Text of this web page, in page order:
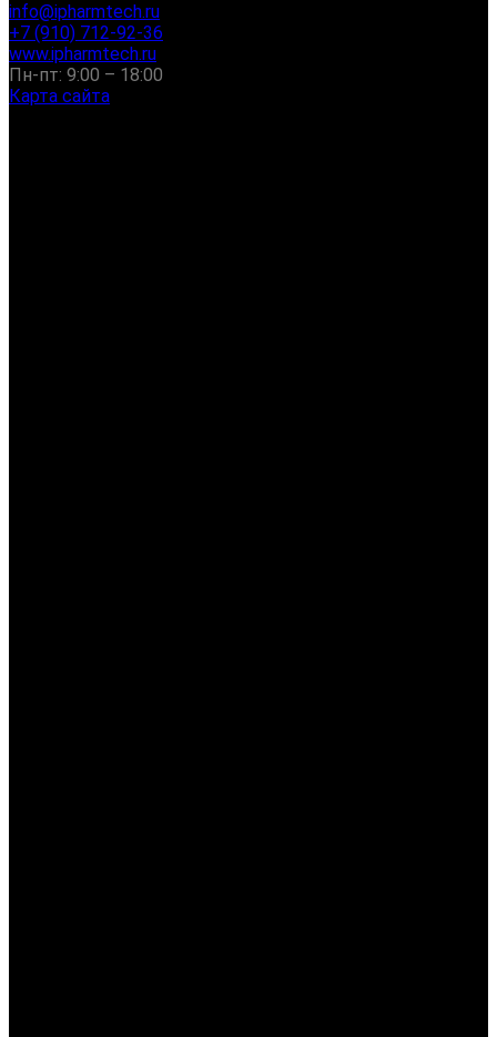
info@ipharmtech.ru
+7 (910) 712-92-36
www.ipharmtech.ru
Пн-пт: 9:00 – 18:00
Карта сайта